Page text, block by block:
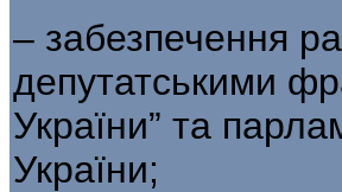
– забезпечення
депутатськими
України” та
України;